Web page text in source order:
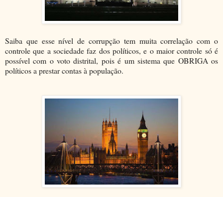
Saiba que esse nível de corrupção tem muita correlação com o
controle que a sociedade faz dos políticos, e o maior controle só é
possível com o voto distrital, pois é um sistema que OBRIGA os
políticos a prestar contas à população.